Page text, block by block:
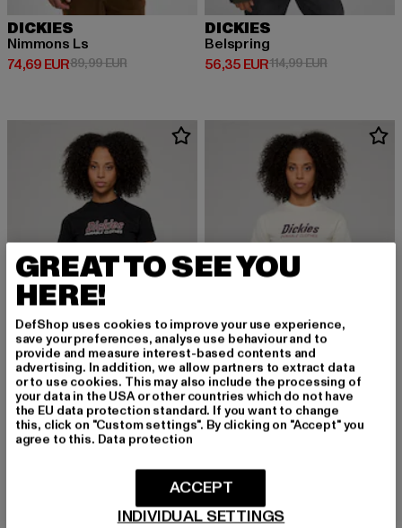
DICKIES
Nimmons Ls
74,69 EUR
Derzeitiger Preis: 74,69 EUR
89,99 EURAktionspreis: 89,99 EUR
DICKIES
Belspring
56,35 EUR
Derzeitiger Preis: 56,35 EUR
114,99 EURAktionspreis:
DICKIES
Williston Tee SS W
41,99 EUR
Derzeitiger Preis: 41,99 EUR
DICKIES
Williston Tee SS W
GREAT TO SEE YOU
HERE!
DefShop uses cookies to improve your use experience,
save your preferences, analyse use behaviour and to
provide and measure interest-based contents and
advertising. In addition, we allow partners to extract data
or to use cookies. This may also include the processing of
your data in the USA or other countries which do not have
the EU data protection standard. If you want to change
this, click on "Custom settings". By clicking on "Accept" you
agree to this. Data protection
INDIVIDUAL SETTINGS
ACCEPT